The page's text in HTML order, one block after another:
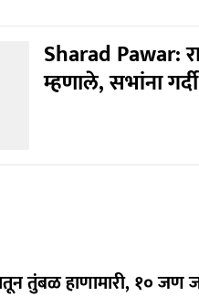
Sharad Pawar:
म्हणाले, सभांना
तुंबळ हाणामारी, १० जण